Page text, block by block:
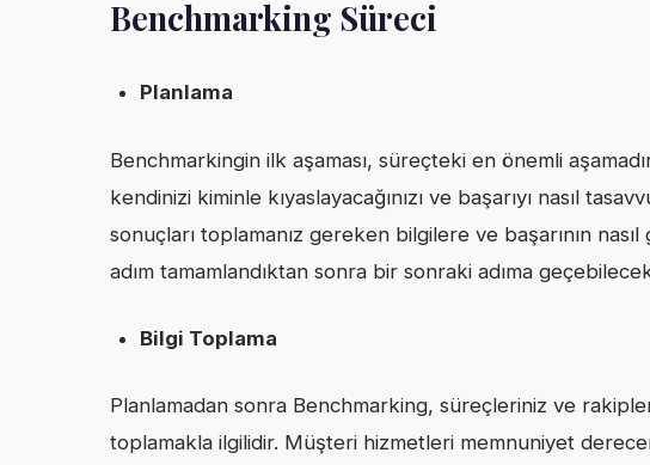
Benchmarking Süreci
Planlama
Benchmarkingin ilk aşaması, süreçteki en önemli
kendinizi kiminle kıyaslayacağınızı ve başarıyı nasıl
sonuçları toplamanız gereken bilgilere ve başarının
adım tamamlandıktan sonra bir sonraki adıma
Bilgi Toplama
Planlamadan sonra Benchmarking, süreçleriniz ve
toplamakla ilgilidir. Müşteri hizmetleri memnuniyet